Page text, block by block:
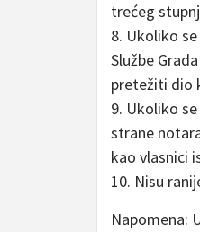
trećeg
8. Ukoliko
Službe
pretežiti dio
9. Ukoliko
strane
kao vlasnici
10. Nisu
Napomena: